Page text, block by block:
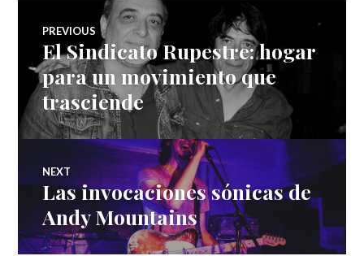
Post
navigation
PREVIOUS
Previous
post:
El Sindicato Rupestre: hogar
para un movimiento que
trasciende
NEXT
Next
post:
Las invocaciones sónicas de
Andy Mountains